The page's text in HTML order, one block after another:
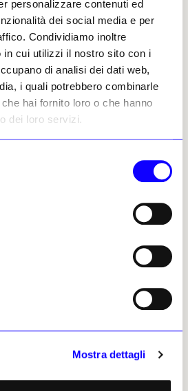
personalizzare contenuti ed
dei social media e per
Condividiamo inoltre
in cui utilizzi il nostro sito con i
di analisi dei dati web,
i quali potrebbero combinarle
hai fornito loro o che hanno
dei loro servizi.
Mostra dettagli
il vento. Courtesy of Muratcentoventidue